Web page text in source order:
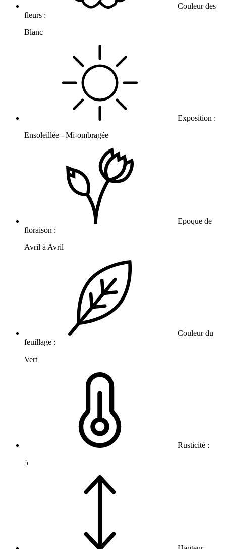
Couleur des
fleurs :
Blanc
Exposition :
Ensoleillée - Mi-ombragée
Epoque de
floraison :
Avril à Avril
Couleur du
feuillage :
Vert
Rusticité :
5